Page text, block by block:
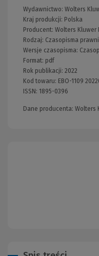
Wydawnictwo: Wolters
Kraj produkcji: Polska
Producent: Wolters Kluwer
Rodzaj: Czasopisma
Wersje czasopisma:
Format: pdf
Rok publikacji: 2022
Kod towaru: EBO-1109
ISSN: 1895-0396
Dane producenta: Wolters